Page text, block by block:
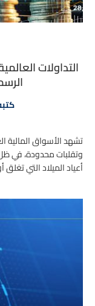
التداولات
تشهد الأسواق المالية
وتقلبات محدودة، في
أعياد الميلاد التي